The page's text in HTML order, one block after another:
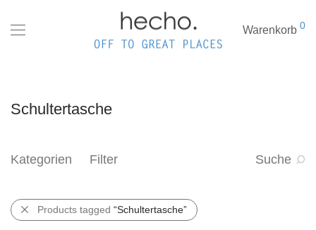
Warenkorb 0
Schultertasche
Kategorien Filter Suche
Products tagged “Schultertasche”